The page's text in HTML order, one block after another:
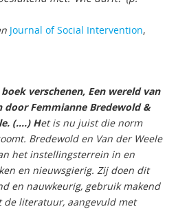
Journal of Social Intervention,
verschenen, Een wereld van
door Femmianne Bredewold &
(….) Het is nu juist die norm
Bredewold en Van der Weele
het instellingsterrein in en
en nieuwsgierig. Zij doen dit
en nauwkeurig, gebruik makend
de literatuur, aangevuld met